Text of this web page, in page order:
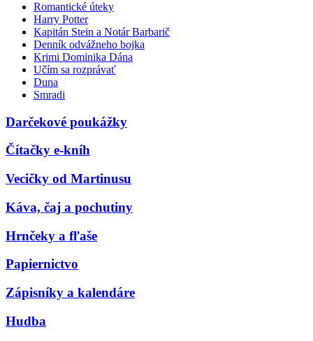
Romantické úteky
Harry Potter
Kapitán Stein a Notár Barbarič
Denník odvážneho bojka
Krimi Dominika Dána
Učím sa rozprávať
Duna
Smradi
Darčekové poukážky
Čítačky e-kníh
Vecičky od Martinusu
Káva, čaj a pochutiny
Hrnčeky a fľaše
Papiernictvo
Zápisníky a kalendáre
Hudba